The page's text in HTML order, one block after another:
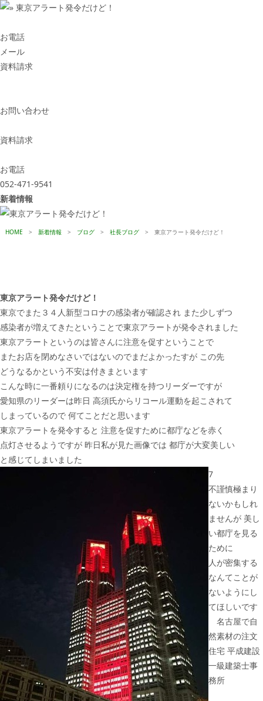
お電話
メール
資料請求
お問い合わせ
資料請求
お電話
052-471-9541
新着情報
HOME > 新着情報 > ブログ> 社長ブログ> 東京アラート発令だけど！
東京アラート発令だけど！
東京でまた３４人新型コロナの感染者が確認され また少しずつ
感染者が増えてきたということで東京アラートが発令されました
東京アラートというのは皆さんに注意を促すということで
またお店を閉めなさいではないのでまだよかったすが この先
どうなるかという不安は付きまといます
こんな時に一番頼りになるのは決定権を持つリーダーですが
愛知県のリーダーは昨日 高須氏からリコール運動を起こされて
しまっているので 何てことだと思います
東京アラートを発令すると 注意を促すために都庁などを赤く
点灯させるようですが 昨日私が見た画像では 都庁が大変美しい
と感じてしまいました
7
不謹慎極まり
ないかもしれ
ませんが 美し
い都庁を見る
ために
人が密集する
なんてことが
ないようにし
てほしいです
名古屋で自
然素材の注文
住宅 平成建設
一級建築士事
務所